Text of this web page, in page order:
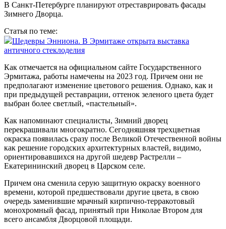
В Санкт-Петербурге планируют отреставрировать фасады
Зимнего Дворца.
Статья по теме:
Шедевры Энниона. В Эрмитаже открыта выставка
античного стеклоделия
Как отмечается на официальном сайте Государственного
Эрмитажа, работы намечены на 2023 год. Причем они не
предполагают изменение цветового решения. Однако, как и
при предыдущей реставрации, оттенок зеленого цвета будет
выбран более светлый, «пастельный».
Как напоминают специалисты, Зимний дворец
перекрашивали многократно. Сегодняшняя трехцветная
окраска появилась сразу после Великой Отечественной войны
как решение городских архитектурных властей, видимо,
ориентировавшихся на другой шедевр Растрелли –
Екатерининский дворец в Царском селе.
Причем она сменила серую защитную окраску военного
времени, которой предшествовали другие цвета, в свою
очередь заменившие мрачный кирпично-терракотовый
монохромный фасад, принятый при Николае Втором для
всего ансамбля Дворцовой площади.